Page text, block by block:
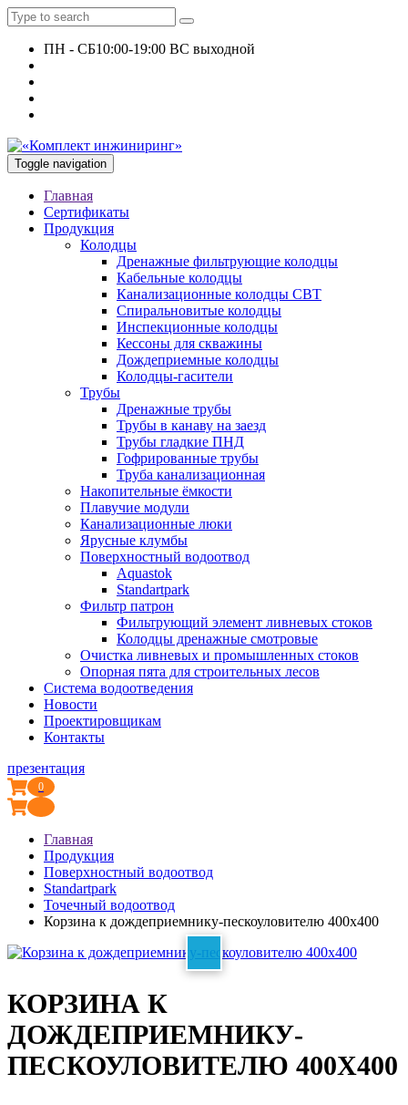
ПН - СБ10:00-19:00 ВС выходной
Toggle navigation
Главная
Сертификаты
Продукция
Колодцы
Дренажные фильтрующие колодцы
Кабельные колодцы
Канализационные колодцы СВТ
Спиральновитые колодцы
Инспекционные колодцы
Кессоны для скважины
Дождеприемные колодцы
Колодцы-гасители
Трубы
Дренажные трубы
Трубы в канаву на заезд
Трубы гладкие ПНД
Гофрированные трубы
Труба канализационная
Накопительные ёмкости
Плавучие модули
Канализационные люки
Ярусные клумбы
Поверхностный водоотвод
Aquastok
Standartpark
Фильтр патрон
Фильтрующий элемент ливневых стоков
Колодцы дренажные смотровые
Очистка ливневых и промышленных стоков
Опорная пята для строительных лесов
Система водоотведения
Новости
Проектировщикам
Контакты
презентация
0
Главная
Продукция
Поверхностный водоотвод
Standartpark
Точечный водоотвод
Корзина к дождеприемнику-пескоуловителю 400x400
КОРЗИНА К
ДОЖДЕПРИЕМНИКУ-
ПЕСКОУЛОВИТЕЛЮ 400X400